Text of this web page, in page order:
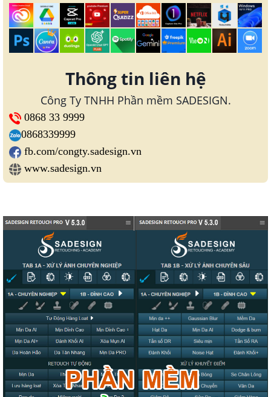
Thông tin liên hệ
Công Ty TNHH Phần mềm SADESIGN.
0868 33 9999
0868339999
fb.com/congty.sadesign.vn
www.sadesign.vn